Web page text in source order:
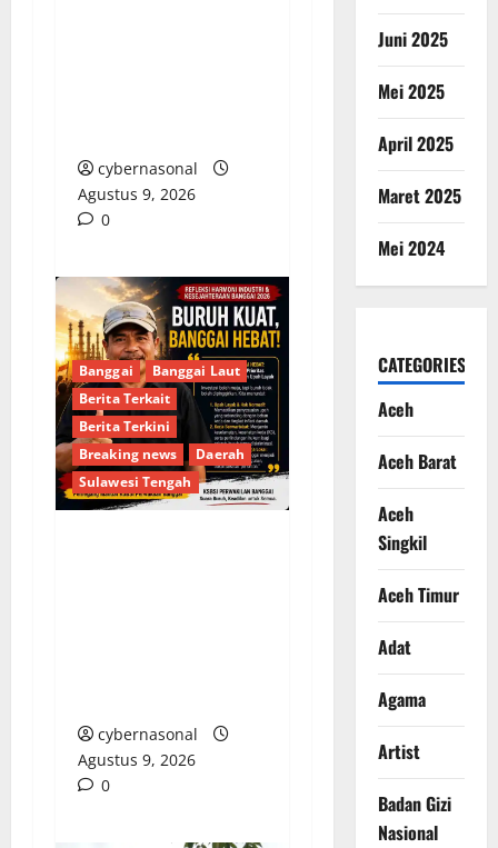
cybernasonal
Agustus 9, 2026
0
Banggai
Banggai Laut
Berita Terkait
Berita Terkini
Breaking news
Daerah
Sulawesi Tengah
cybernasonal
Agustus 9, 2026
0
Juni 2025
Mei 2025
April 2025
Maret 2025
Mei 2024
CATEGORIES
Aceh
Aceh Barat
Aceh
Singkil
Aceh Timur
Adat
Agama
Artist
Badan Gizi
Nasional